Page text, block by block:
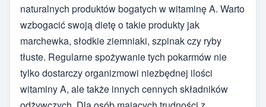
naturalnych produktów bogatych w witaminę A. Warto
wzbogacić swoją dietę o takie produkty jak
marchewka, słodkie ziemniaki, szpinak czy ryby
tłuste. Regularne spożywanie tych pokarmów nie
tylko dostarczy organizmowi niezbędnej ilości
witaminy A, ale także innych cennych składników